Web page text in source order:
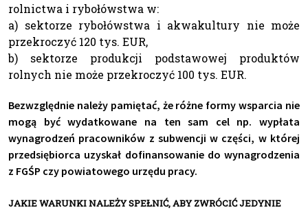
rolnictwa i rybołówstwa w:
a) sektorze rybołówstwa i akwakultury nie może
przekroczyć 120 tys. EUR,
b) sektorze produkcji podstawowej produktów
rolnych nie może przekroczyć 100 tys. EUR.
Bezwzględnie należy pamiętać, że różne formy wsparcia nie
mogą być wydatkowane na ten sam cel np. wypłata
wynagrodzeń pracowników z subwencji w części, w której
przedsiębiorca uzyskał dofinansowanie do wynagrodzenia
z FGŚP czy powiatowego urzędu pracy.
JAKIE WARUNKI NALEŻY SPEŁNIĆ, ABY ZWRÓCIĆ JEDYNIE